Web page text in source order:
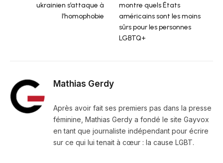
ukrainien s’attaque à
l’homophobie
montre quels États
américains sont les moins
sûrs pour les personnes
LGBTQ+
Mathias Gerdy
Après avoir fait ses premiers pas dans la presse
féminine, Mathias Gerdy a fondé le site Gayvox
en tant que journaliste indépendant pour écrire
sur ce qui lui tenait à cœur : la cause LGBT.